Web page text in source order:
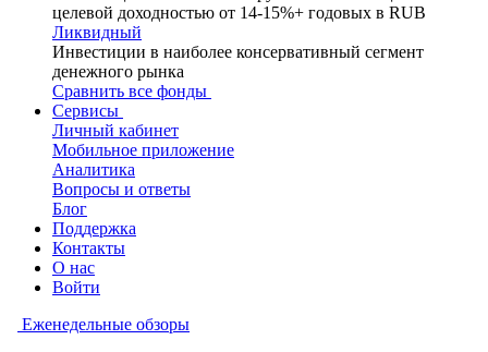
целевой доходностью от 14-15%+ годовых в RUB
Ликвидный
Инвестиции в наиболее консервативный сегмент
денежного рынка
Сравнить все фонды
Сервисы
Личный кабинет
Мобильное приложение
Аналитика
Вопросы и ответы
Блог
Поддержка
Контакты
О нас
Войти
Еженедельные обзоры